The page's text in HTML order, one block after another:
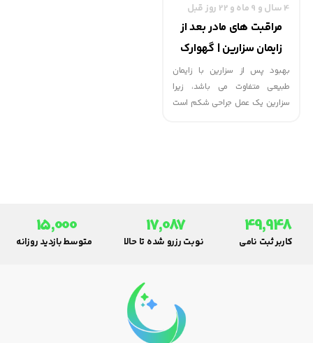
4 سال و 9 ماه و 22 روز قبل
مراقبت های مادر بعد از
زایمان سزارین | گهوارک
بهبود پس از سزارین با زایمان
طبیعی متفاوت می باشد، زیرا
سزارین یک عمل جراحی شکم است
49,948
کاربر ثبت نامی
17,087
نوبت رزرو شده تا حالا
15,000
متوسط بازدید روزانه